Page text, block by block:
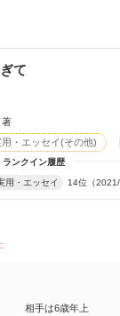
て
ランクイン履歴
用・エッセイ 14位（2021/
用・エッセイ(その他)
著
相手は6歳年上